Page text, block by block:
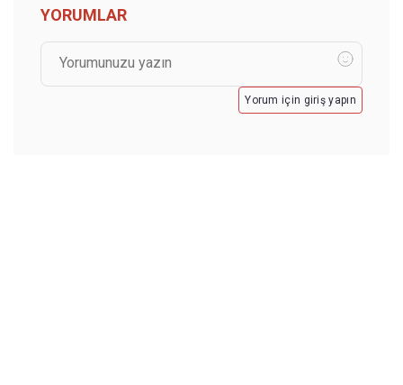
YORUMLAR
Yorum için giriş yapın